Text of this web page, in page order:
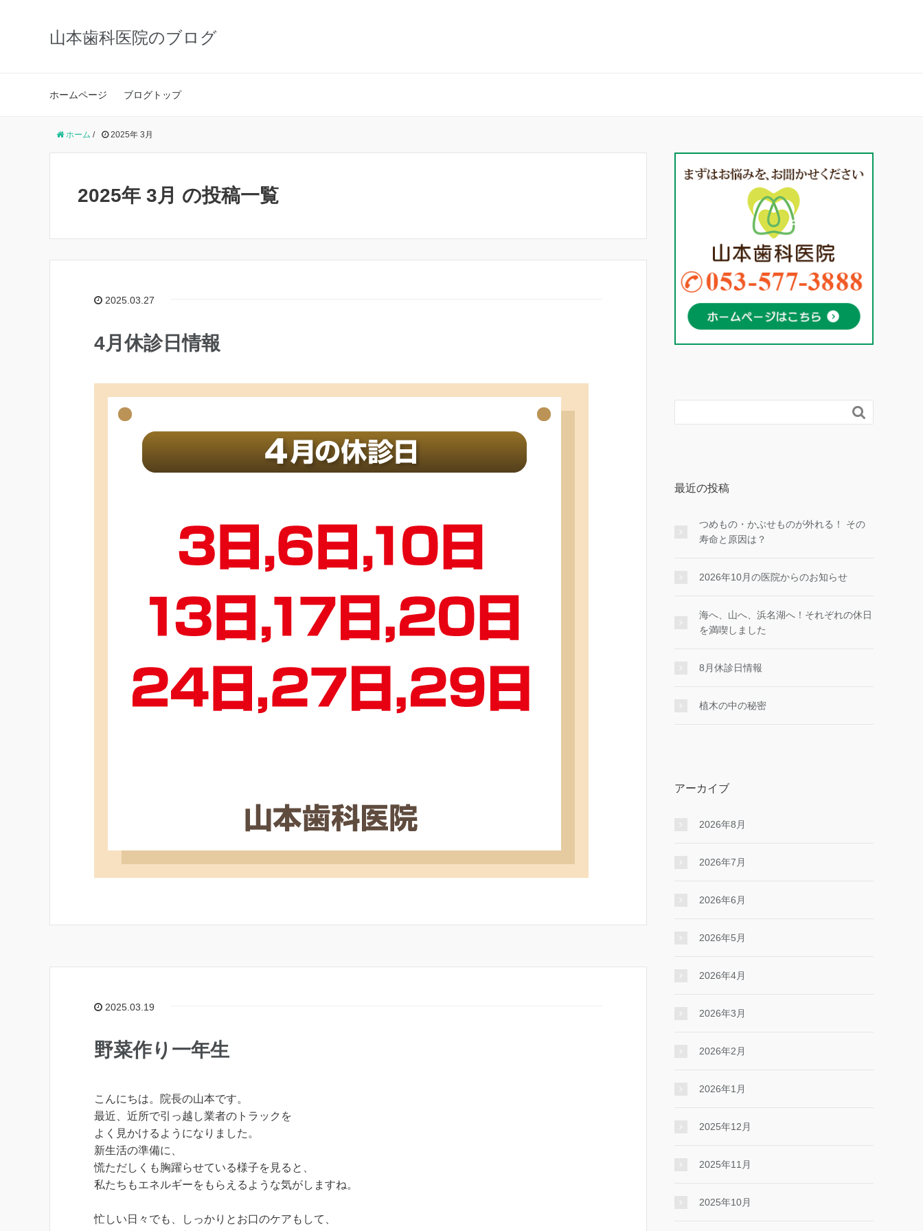
山本歯科医院のブログ
ホームページ ブログトップ
ホーム / 2025年 3月
2025年 3月 の投稿一覧
2025.03.27
4月休診日情報
2025.03.19
野菜作り一年生
こんにちは。院長の山本です。
最近、近所で引っ越し業者のトラックを
よく見かけるようになりました。
新生活の準備に、
慌ただしくも胸躍らせている様子を見ると、
私たちもエネルギーをもらえるような気がしますね。
忙しい日々でも、しっかりとお口のケアもして、

最近の投稿
つめもの・かぶせものが外れる！ その
寿命と原因は？
2026年10月の医院からのお知らせ
海へ、山へ、浜名湖へ！それぞれの休日
を満喫しました
8月休診日情報
植木の中の秘密
アーカイブ
2026年8月
2026年7月
2026年6月
2026年5月
2026年4月
2026年3月
2026年2月
2026年1月
2025年12月
2025年11月
2025年10月